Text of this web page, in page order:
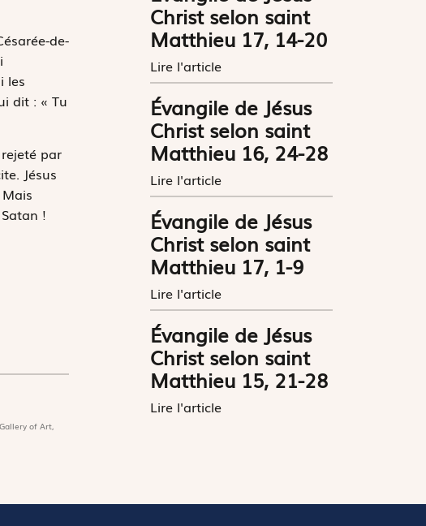
de-
les
dit : « Tu
par
Jésus
!
of Art,
Christ selon saint
Matthieu 17, 14-20
Lire l'article
Évangile de Jésus
Christ selon saint
Matthieu 16, 24-28
Lire l'article
Évangile de Jésus
Christ selon saint
Matthieu 17, 1-9
Lire l'article
Évangile de Jésus
Christ selon saint
Matthieu 15, 21-28
Lire l'article